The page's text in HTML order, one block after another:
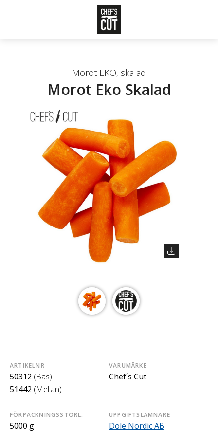
Morot EKO, skalad
Morot Eko Skalad
ARTIKELNR
50312 (Bas)
51442 (Mellan)
VARUMÄRKE
Chef´s Cut
FÖRPACKNINGSSTORL.
5000 g
UPPGIFTSLÄMNARE
Dole Nordic AB